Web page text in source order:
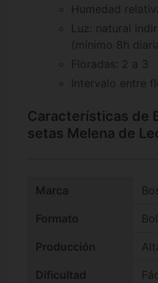
Humedad
Luz: natural
(mínimo 8h
Floradas: 2 a 3
Intervalo entre
Características de
setas Melena de
Marca
Formato
Producción
Dificultad